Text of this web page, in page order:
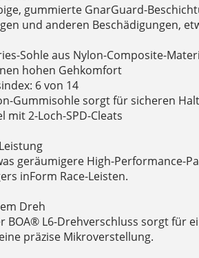
gummierte GnarGuard-
und anderen Beschädigungen,
Sohle aus Nylon-Composite-
hohen Gehkomfort
6 von 14
Gummisohle sorgt für sicheren
mit 2-Loch-SPD-Cleats
geräumigere High-Performance-
inForm Race-Leisten.
Dreh
BOA® L6-Drehverschluss sorgt für
präzise Mikroverstellung.